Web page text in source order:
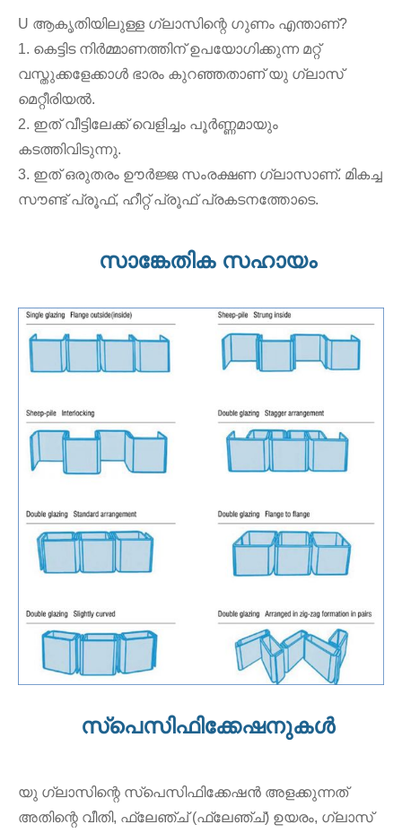
U ആകൃതിയിലുള്ള ഗ്ലാസിന്റെ ഗുണം എന്താണ്?
1. കെട്ടിട നിർമ്മാണത്തിന് ഉപയോഗിക്കുന്ന മറ്റ്
വസ്തുക്കളേക്കാൾ ഭാരം കുറഞ്ഞതാണ് യു ഗ്ലാസ്
മെറ്റീരിയൽ.
2. ഇത് വീട്ടിലേക്ക് വെളിച്ചം പൂർണ്ണമായും
കടത്തിവിടുന്നു.
3. ഇത് ഒരുതരം ഊർജ്ജ സംരക്ഷണ ഗ്ലാസാണ്. മികച്ച
സൗണ്ട് പ്രൂഫ്, ഹീറ്റ് പ്രൂഫ് പ്രകടനത്തോടെ.
സാങ്കേതിക സഹായം
സ്പെസിഫിക്കേഷനുകൾ
യു ഗ്ലാസിന്റെ സ്പെസിഫിക്കേഷൻ അളക്കുന്നത്
അതിന്റെ വീതി, ഫ്ലേഞ്ച് (ഫ്ലേഞ്ച്) ഉയരം, ഗ്ലാസ്